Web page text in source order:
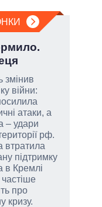
змінив
війни:
атаки, а
– удари
рф.
втратила
підтримку
Кремлі
частіше
про
кризу.